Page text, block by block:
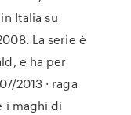
Italia su
La serie è
e ha per
2013 · raga
i maghi di